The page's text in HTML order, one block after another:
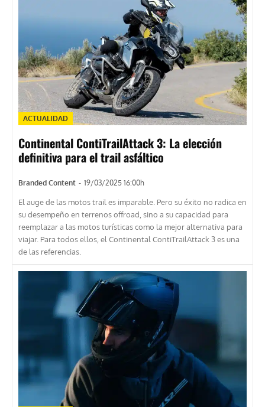
ACTUALIDAD
Continental ContiTrailAttack 3: La elección
definitiva para el trail asfáltico
Branded Content - 19/03/2025 16:00h
El auge de las motos trail es imparable. Pero su éxito no radica en
su desempeño en terrenos offroad, sino a su capacidad para
reemplazar a las motos turísticas como la mejor alternativa para
viajar. Para todos ellos, el Continental ContiTrailAttack 3 es una
de las referencias.